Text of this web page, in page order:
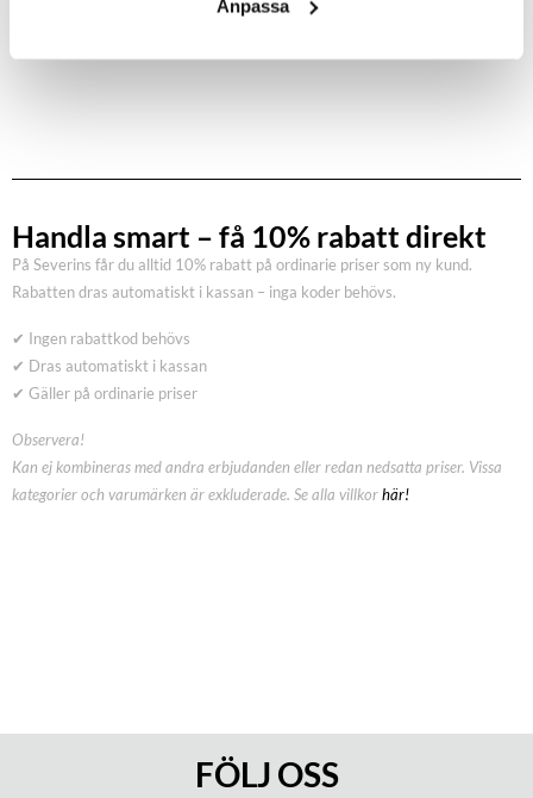
Anpassa
Handla smart – få 10% rabatt direkt
På Severins får du alltid 10% rabatt på ordinarie priser som ny kund.
Rabatten dras automatiskt i kassan – inga koder behövs.
✔ Ingen rabattkod behövs
✔ Dras automatiskt i kassan
✔ Gäller på ordinarie priser
Observera!
Kan ej kombineras med andra erbjudanden eller redan nedsatta priser. Vissa
kategorier och varumärken är exkluderade. Se alla villkorhär!
FÖLJ OSS